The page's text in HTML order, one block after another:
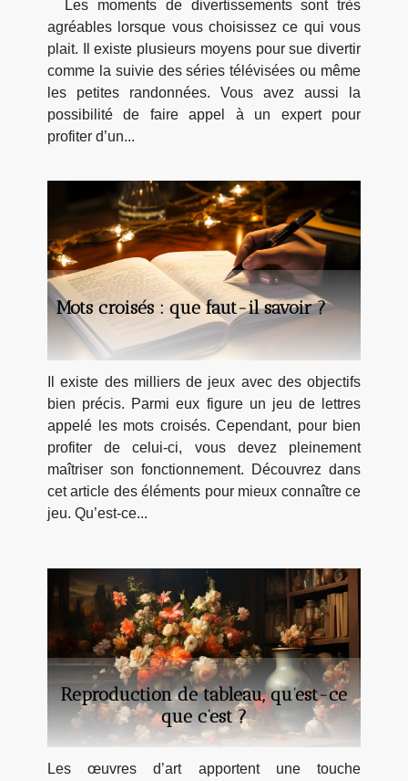
Les moments de divertissements sont très
agréables lorsque vous choisissez ce qui vous
plait. Il existe plusieurs moyens pour sue divertir
comme la suivie des séries télévisées ou même
les petites randonnées. Vous avez aussi la
possibilité de faire appel à un expert pour
profiter d’un...
Mots croisés : que faut-il savoir ?
Il existe des milliers de jeux avec des objectifs
bien précis. Parmi eux figure un jeu de lettres
appelé les mots croisés. Cependant, pour bien
profiter de celui-ci, vous devez pleinement
maîtriser son fonctionnement. Découvrez dans
cet article des éléments pour mieux connaître ce
jeu. Qu’est-ce...
Reproduction de tableau, qu’est-ce
que c’est ?
Les œuvres d’art apportent une touche